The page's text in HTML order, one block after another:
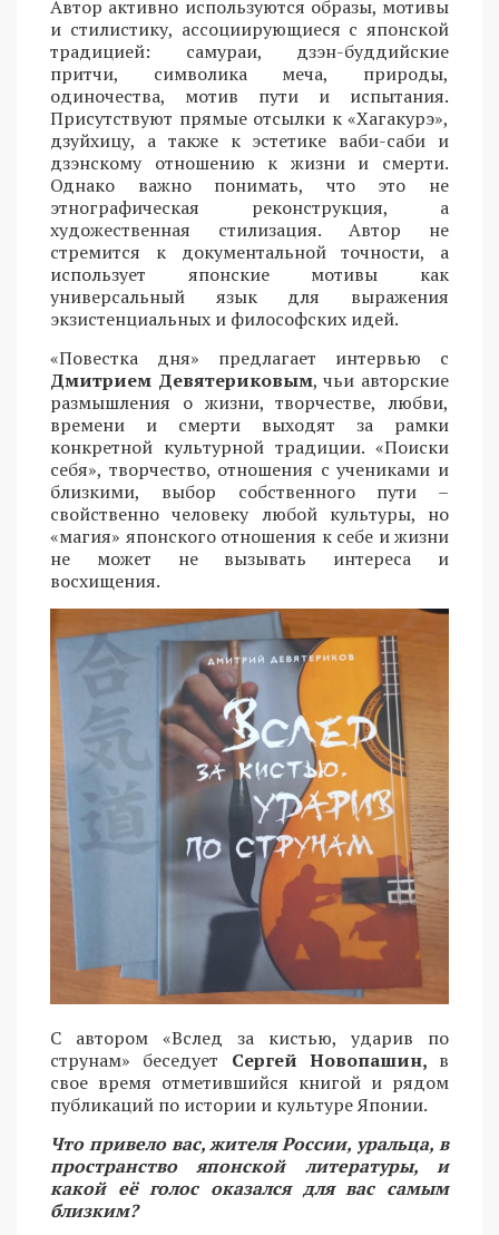
Автор активно используются образы, мотивы
и стилистику, ассоциирующиеся с японской
традицией: самураи, дзэн-буддийские
притчи, символика меча, природы,
одиночества, мотив пути и испытания.
Присутствуют прямые отсылки к «Хагакурэ»,
дзуйхицу, а также к эстетике ваби-саби и
дзэнскому отношению к жизни и смерти.
Однако важно понимать, что это не
этнографическая реконструкция, а
художественная стилизация. Автор не
стремится к документальной точности, а
использует японские мотивы как
универсальный язык для выражения
экзистенциальных и философских идей.
«Повестка дня» предлагает интервью с
Дмитрием Девятериковым, чьи авторские
размышления о жизни, творчестве, любви,
времени и смерти выходят за рамки
конкретной культурной традиции. «Поиски
себя», творчество, отношения с учениками и
близкими, выбор собственного пути –
свойственно человеку любой культуры, но
«магия» японского отношения к себе и жизни
не может не вызывать интереса и
восхищения.
С автором «Вслед за кистью, ударив по
струнам» беседует Сергей Новопашин, в
свое время отметившийся книгой и рядом
публикаций по истории и культуре Японии.
Что привело вас, жителя России, уральца, в
пространство японской литературы, и
какой её голос оказался для вас самым
близким?